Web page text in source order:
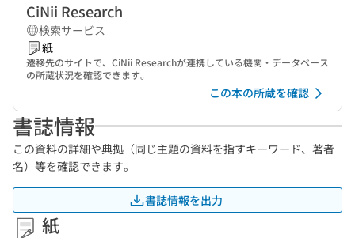
CiNii Research
検索サービス
紙
遷移先のサイトで、CiNii Researchが連携している機関・データベース
の所蔵状況を確認できます。
この本の所蔵を確認
書誌情報
この資料の詳細や典拠（同じ主題の資料を指すキーワード、著者
名）等を確認できます。
書誌情報を出力
紙